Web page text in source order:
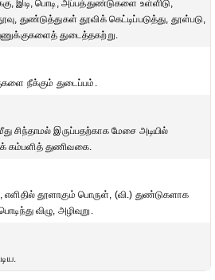
இடி, பொடி, அப்பத்துண்டுகளை உள்ளிடு,
துண்டுத்துகள் தூவிக் கெட்டிப்படுத்து, தூள்படு,
துடைத்தகற்று.
நீக்கும் துடைப்பம்.
சிந்தாமல் இருப்பதற்காக மேசை அடியில்
கம்பளித் துணிவகை.
எளிதில் தூளாகும் பொருள், (வி.) துண்டுகளாக
விழு, அழிவுறு.